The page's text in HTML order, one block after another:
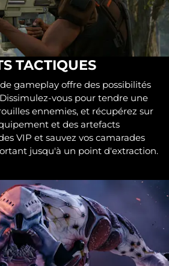
TACTIQUES
gameplay offre des possibilités
vous pour tendre une
ennemies, et récupérez sur
et des artefacts
VIP et sauvez vos camarades
jusqu'à un point d'extraction.